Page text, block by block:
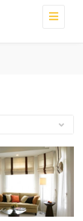
Toggle